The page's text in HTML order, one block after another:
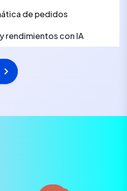
de pedidos
rendimientos con IA